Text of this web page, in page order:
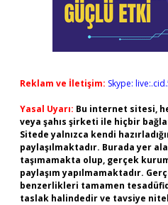
Reklam ve İletişim: Skype:
Yasal Uyarı: Bu internet sitesi,
veya şahıs şirketi ile hiçbir
Sitede yalnızca kendi
paylaşılmaktadır. Burada yer
taşımamakta olup, gerçek
paylaşım yapılmamaktadır.
benzerlikleri tamamen
taslak halindedir ve tavsiye